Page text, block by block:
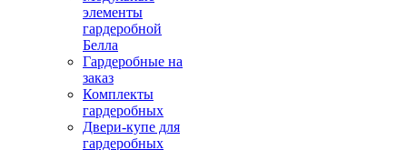
элементы
гардеробной
Белла
Гардеробные на
заказ
Комплекты
гардеробных
Двери-купе для
гардеробных